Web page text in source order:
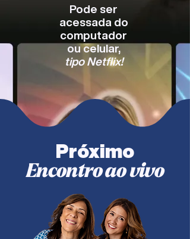
Pode ser
acessada do
computador
ou celular,
tipo Netflix!
Próximo
Encontro ao vivo